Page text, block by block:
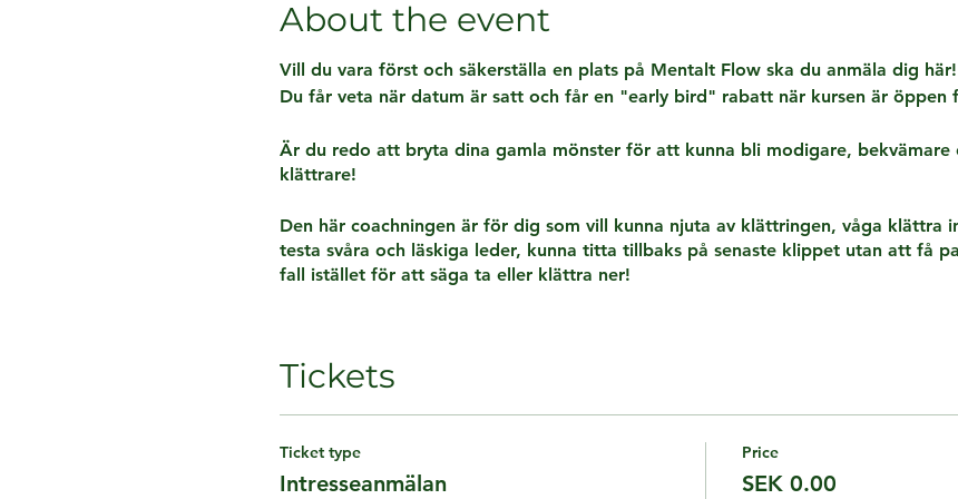
About the event
Vill du vara först och säkerställa en plats på Mentalt Flow ska du anmäla dig här!
Du får veta när datum är satt och får en "early bird" rabatt när kursen är öppen
Är du redo att bryta dina gamla mönster för att kunna bli modigare, bekvämare
klättrare!
Den här coachningen är för dig som vill kunna njuta av klättringen, våga klättra
testa svåra och läskiga leder, kunna titta tillbaks på senaste klippet utan att få
fall istället för att säga ta eller klättra ner!
läskigt är en viktig nyckel för att kunna utvecklas inom klättringen.
klättra lugnt, medvetet och ha en positiv upplevelse - Det är det jag hjälper dig
Tickets
Ticket type
Intresseanmälan
Price
SEK 0.00